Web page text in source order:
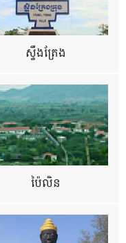
ស្ទឹងត្រែង
ប៉ៃលិន